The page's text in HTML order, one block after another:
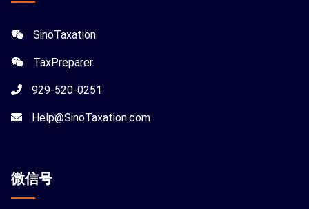
SinoTaxation
TaxPreparer
929-520-0251
Help@SinoTaxation.com
微信号